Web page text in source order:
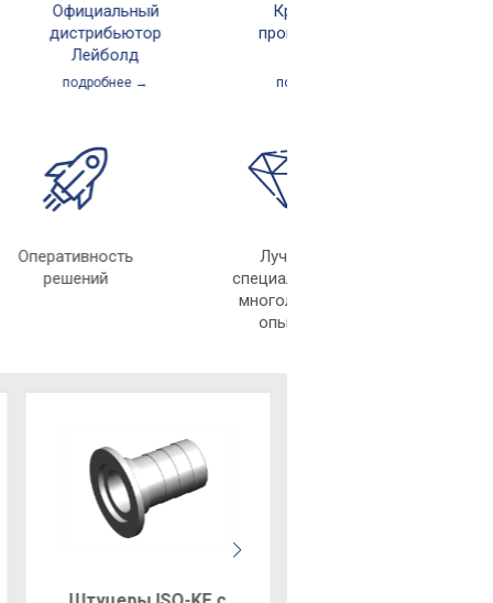
Официальный
дистрибьютор
Лейболд
подробнее →
Крупнейшее
производство в
подробнее →
специалисты с
многолетним
Оперативность
решений